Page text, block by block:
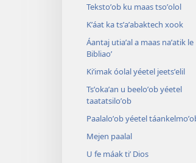
Tekstoʼob ku maas tsoʼolol
Kʼáat ka tsʼaʼabaktech xook
Áantaj utiaʼal a maas naʼatik le
Bibliaoʼ
Kiʼimak óolal yéetel jeetsʼelil
Tsʼokaʼan u beeloʼob yéetel
taatatsiloʼob
Paalaloʼob yéetel
Mejen paalal
U fe máak tiʼ Dios